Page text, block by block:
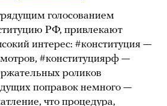
голосованием
РФ, привлекают
интерес: #конституция —
#конституциярф —
роликов
поправок немного —
что процедура,